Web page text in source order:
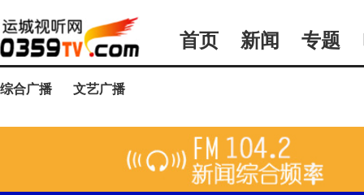
首页 新闻 专题
综合广播 文艺广播